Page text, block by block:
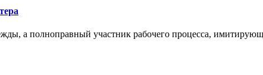
а полноправный участник рабочего процесса,